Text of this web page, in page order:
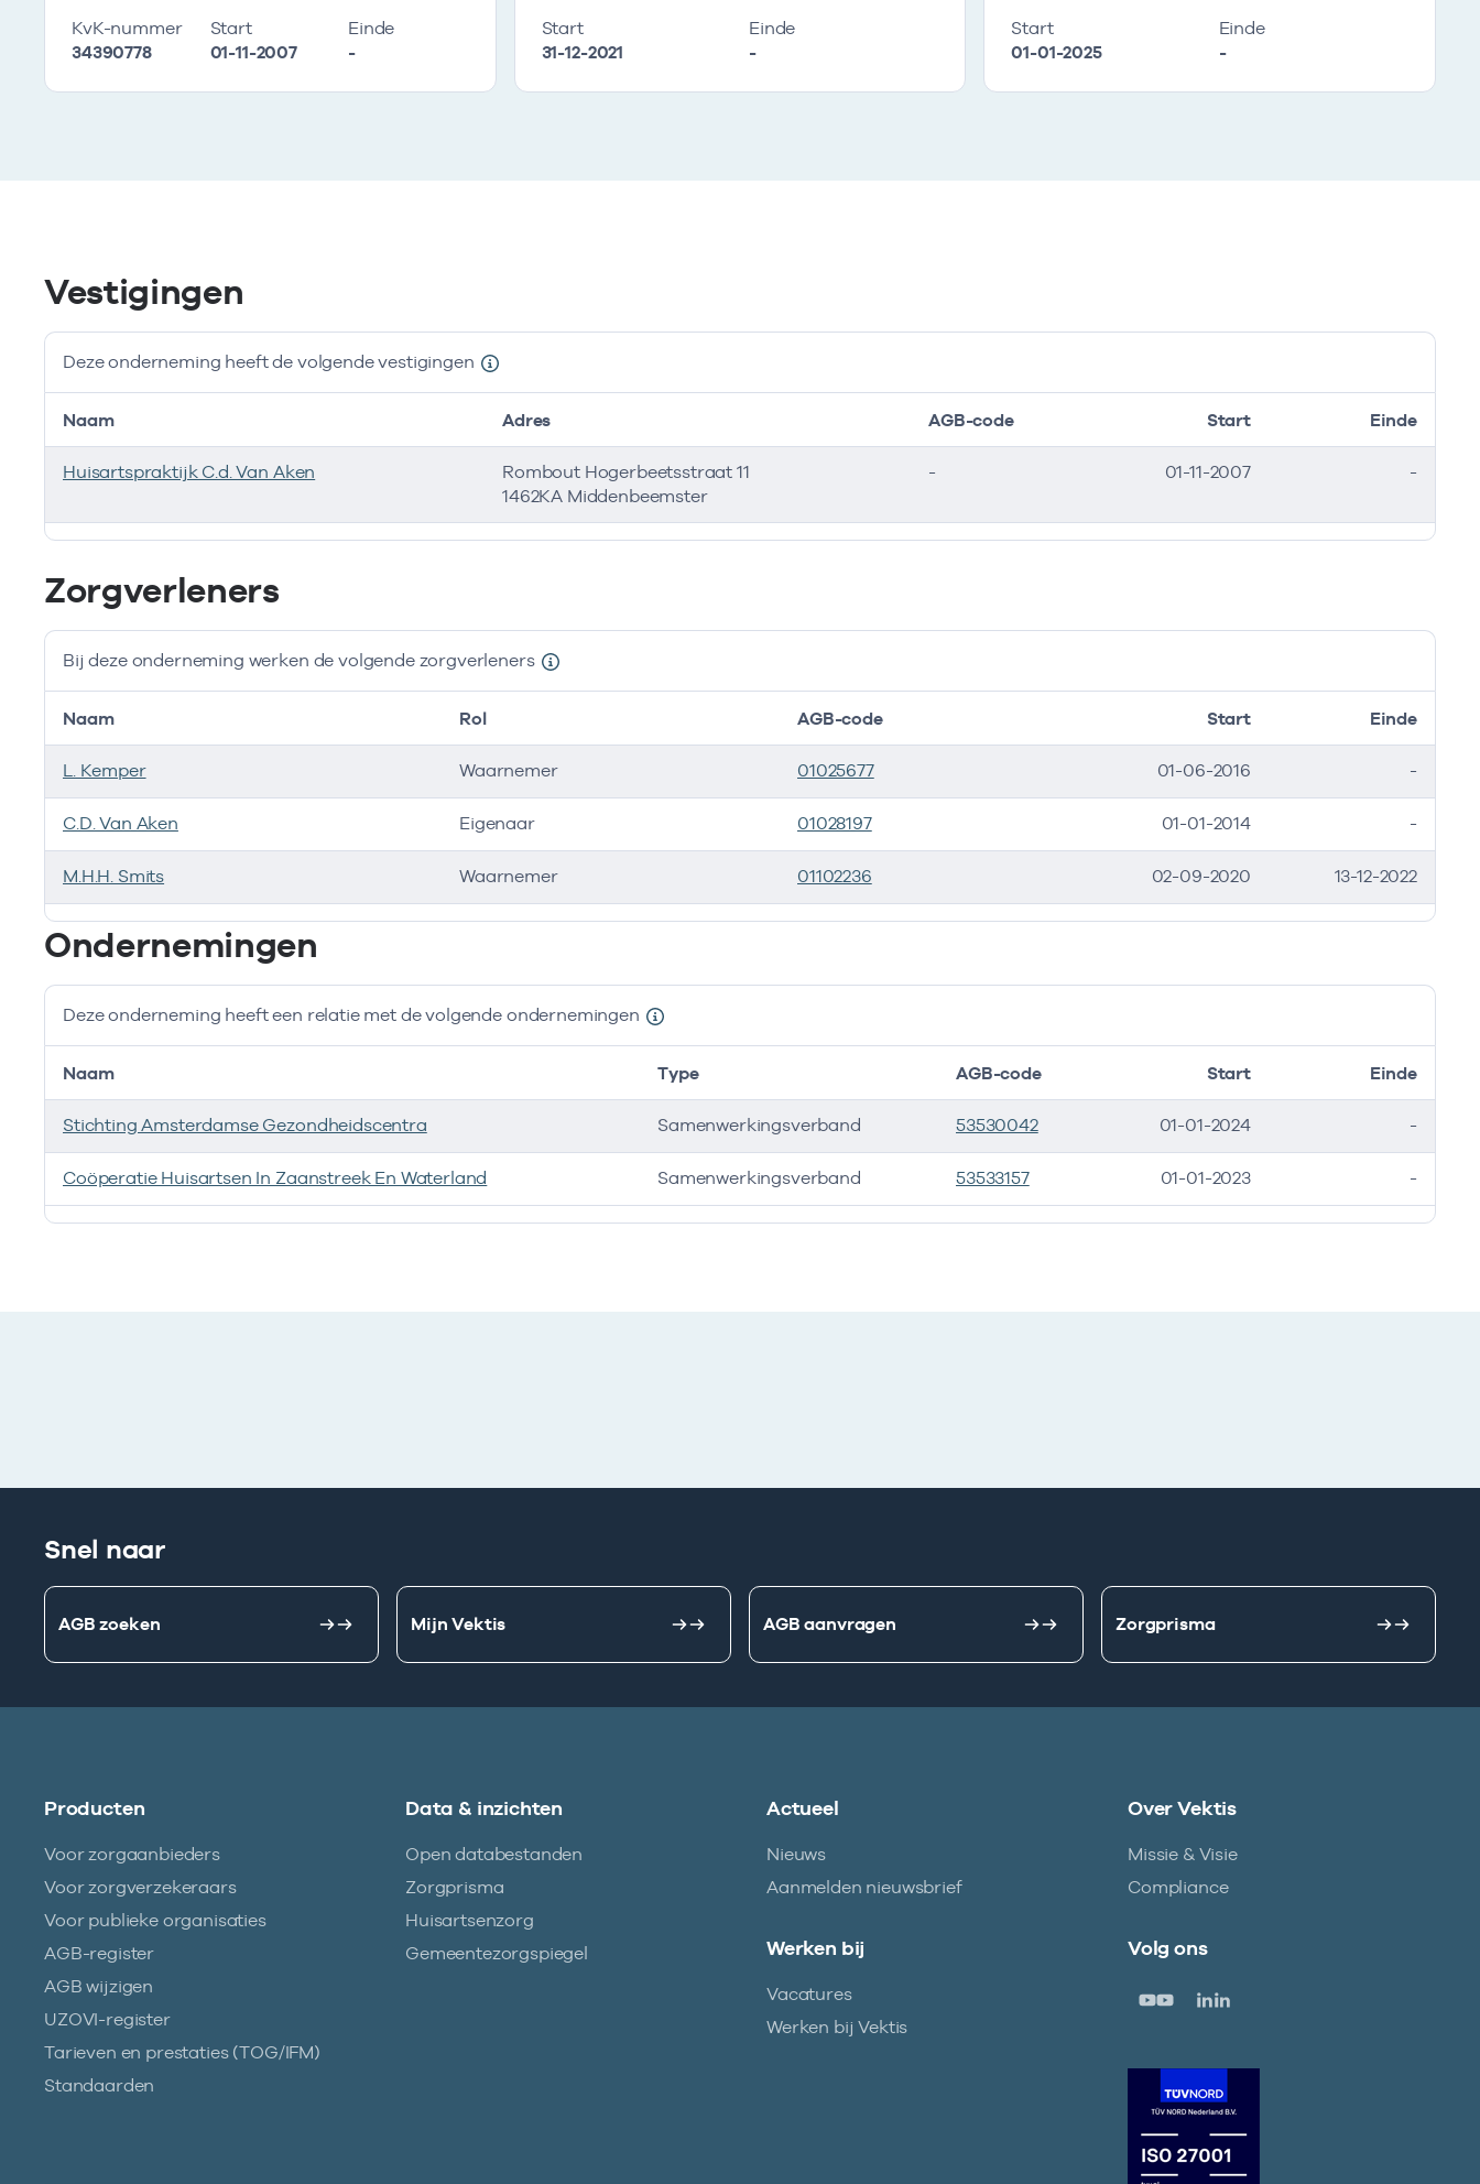
KvK-nummer
34390778
Start
01-11-2007
Einde
-
Start
31-12-2021
Einde
-
Start
01-01-2025
Einde
-
Vestigingen
Deze onderneming heeft de volgende vestigingen
Deze onderneming heeft de volgende vestigingen
Naam Adres AGB-code Start Einde
Huisartspraktijk C.d. Van Aken
Rombout Hogerbeetsstraat 11
1462KA Middenbeemster
- 01-11-2007 -
Zorgverleners
Bij deze onderneming werken de volgende zorgverleners
Bij deze onderneming werken de volgende zorgverleners
Naam Rol AGB-code Start Einde
L. Kemper Waarnemer 01025677 01-06-2016 -
C.D. Van Aken Eigenaar 01028197 01-01-2014 -
M.H.H. Smits Waarnemer 01102236 02-09-2020 13-12-2022
Ondernemingen
Deze onderneming heeft een relatie met de volgende ondernemingen
Deze onderneming heeft een relatie met de volgende ondernemingen
Naam Type AGB-code Start Einde
Stichting Amsterdamse Gezondheidscentra Samenwerkingsverband 53530042 01-01-2024 -
Coöperatie Huisartsen In Zaanstreek En Waterland Samenwerkingsverband 53533157 01-01-2023 -
Snel naar
AGB zoeken Mijn Vektis AGB aanvragen Zorgprisma
Producten
Voor zorgaanbieders
Voor zorgverzekeraars
Voor publieke organisaties
AGB-register
AGB wijzigen
UZOVI-register
Tarieven en prestaties (TOG/IFM)
Standaarden
Data & inzichten
Open databestanden
Zorgprisma
Huisartsenzorg
Gemeentezorgspiegel
Actueel
Nieuws
Aanmelden nieuwsbrief
Over Vektis
Missie & Visie
Compliance
Werken bij
Vacatures
Werken bij Vektis
Volg ons